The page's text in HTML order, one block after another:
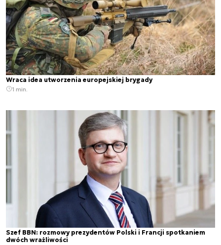
Wraca idea utworzenia europejskiej brygady
1 min.
Szef BBN: rozmowy prezydentów Polski i Francji spotkaniem
dwóch wrażliwości